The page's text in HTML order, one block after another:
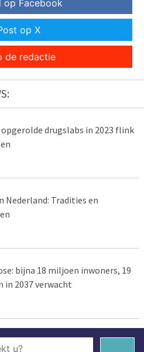
op Facebook
op X
de redactie
drugslabs in 2023 flink
Nederland: Tradities en
bijna 18 miljoen inwoners, 19
in 2037 verwacht